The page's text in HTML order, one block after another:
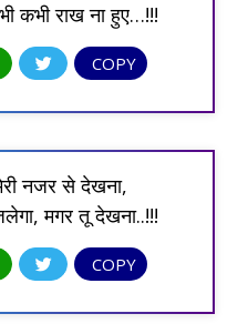
कभी राख ना हुए…!!!
COPY
नजर से देखना,
मगर तू देखना..!!!
COPY